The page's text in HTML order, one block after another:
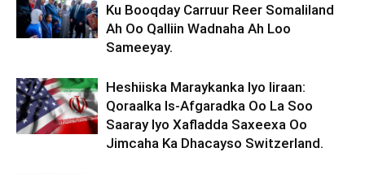
Ku Booqday Carruur Reer Somaliland
Ah Oo Qalliin Wadnaha Ah Loo
Sameeyay.
Heshiiska Maraykanka Iyo Iiraan:
Qoraalka Is-Afgaradka Oo La Soo
Saaray Iyo Xafladda Saxeexa Oo
Jimcaha Ka Dhacayso Switzerland.